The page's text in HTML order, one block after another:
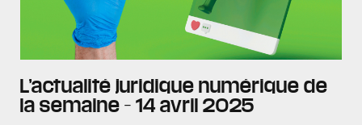
L’actualité juridique numérique de
la semaine – 14 avril 2025